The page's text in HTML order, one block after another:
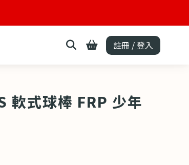
註冊 / 登入
式球棒 FRP 少年